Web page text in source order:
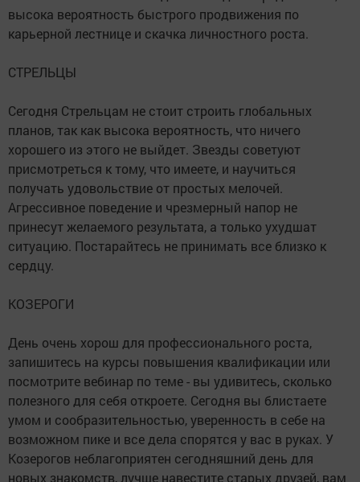
высока вероятность быстрого продвижения по
карьерной лестнице и скачка личностного роста.
СТРЕЛЬЦЫ
Сегодня Стрельцам не стоит строить глобальных
планов, так как высока вероятность, что ничего
хорошего из этого не выйдет. Звезды советуют
присмотреться к тому, что имеете, и научиться
получать удовольствие от простых мелочей.
Агрессивное поведение и чрезмерный напор не
принесут желаемого результата, а только ухудшат
ситуацию. Постарайтесь не принимать все близко к
сердцу.
КОЗЕРОГИ
День очень хорош для профессионального роста,
запишитесь на курсы повышения квалификации или
посмотрите вебинар по теме - вы удивитесь, сколько
полезного для себя откроете. Сегодня вы блистаете
умом и сообразительностью, уверенность в себе на
возможном пике и все дела спорятся у вас в руках. У
Козерогов неблагоприятен сегодняшний день для
новых знакомств, лучше навестите старых друзей, вам